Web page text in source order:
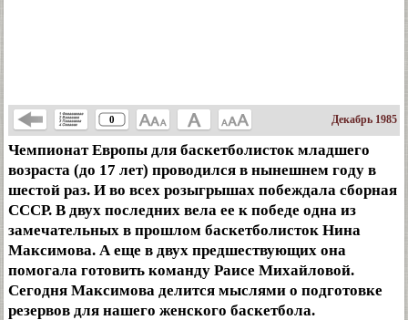
0 Декабрь 1985
Чемпионат Европы для баскетболисток младшего
возраста (до 17 лет) проводился в нынешнем году в
шестой раз. И во всех розыгрышах побеждала сборная
СССР. В двух последних вела ее к победе одна из
замечательных в прошлом баскетболисток Нина
Максимова. А еще в двух предшествующих она
помогала готовить команду Раисе Михайловой.
Сегодня Максимова делится мыслями о подготовке
резервов для нашего женского баскетбола.